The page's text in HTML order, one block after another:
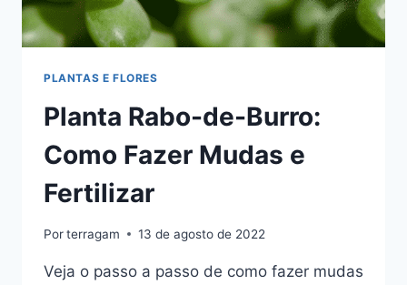
PLANTAS E FLORES
Planta Rabo-de-Burro:
Como Fazer Mudas e
Fertilizar
Porterragam 13 de agosto de 2022
Veja o passo a passo de como fazer mudas